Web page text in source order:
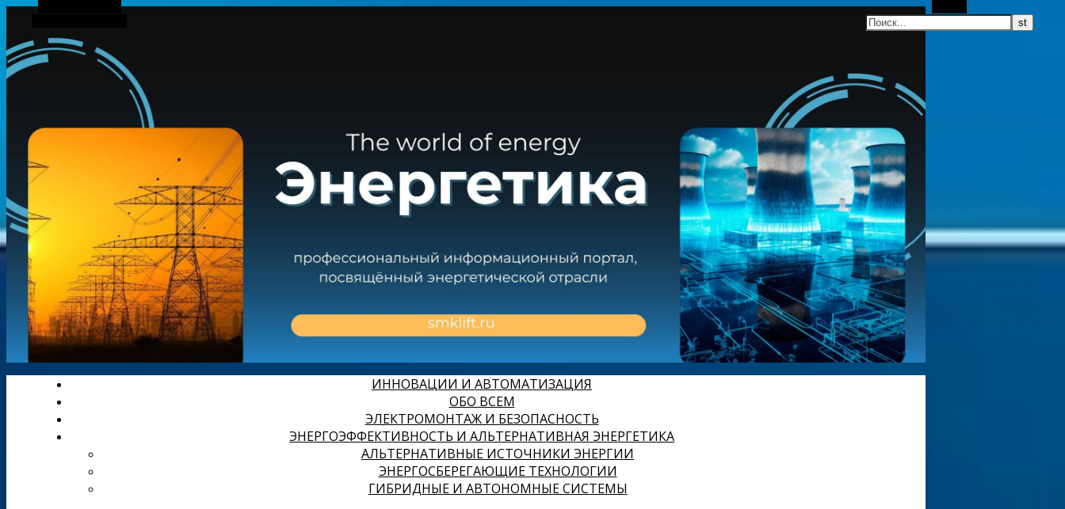
Боковая панель
ИННОВАЦИИ И АВТОМАТИЗАЦИЯ
ОБО ВСЕМ
ЭЛЕКТРОМОНТАЖ И БЕЗОПАСНОСТЬ
ЭНЕРГОЭФФЕКТИВНОСТЬ И АЛЬТЕРНАТИВНАЯ ЭНЕРГЕТИКА
АЛЬТЕРНАТИВНЫЕ ИСТОЧНИКИ ЭНЕРГИИ
ЭНЕРГОСБЕРЕГАЮЩИЕ ТЕХНОЛОГИИ
ГИБРИДНЫЕ И АВТОНОМНЫЕ СИСТЕМЫ